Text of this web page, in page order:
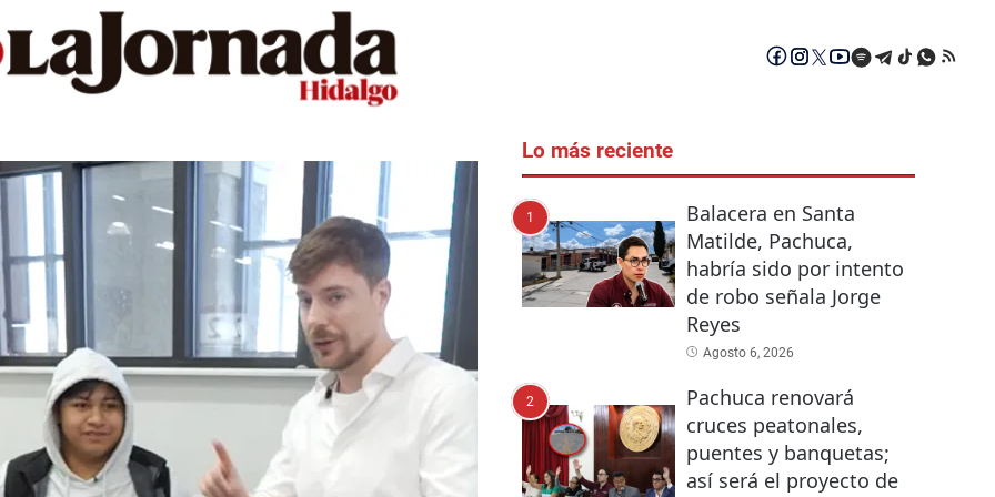
Lo más reciente
1
Balacera en Santa
Matilde, Pachuca,
habría sido por intento
de robo señala Jorge
Reyes
Agosto 6, 2026
2
Pachuca renovará
cruces peatonales,
puentes y banquetas;
así será el proyecto de